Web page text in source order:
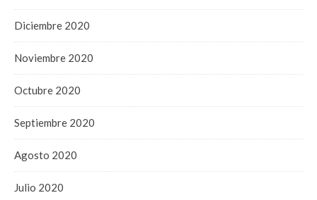
Diciembre 2020
Noviembre 2020
Octubre 2020
Septiembre 2020
Agosto 2020
Julio 2020